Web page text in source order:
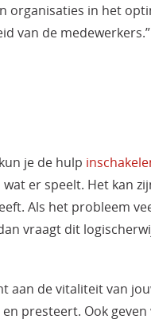
organisaties in het
van de medewerkers.”
je de hulp
er speelt. Het kan
Als het probleem
vraagt dit
aan de vitaliteit van
presteert. Ook geven